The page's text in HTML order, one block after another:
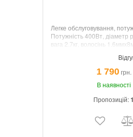
Легке обслуговування,
Потужність 400Вт, діаметр
вага 2.7кг, волосінь
1 790грн.
В наявності
Пропозицій:1